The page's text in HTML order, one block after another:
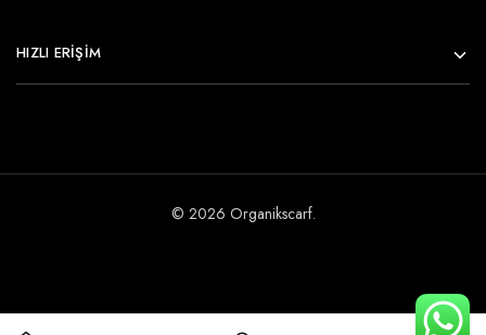
HIZLI ERİŞİM
© 2026 Organikscarf.